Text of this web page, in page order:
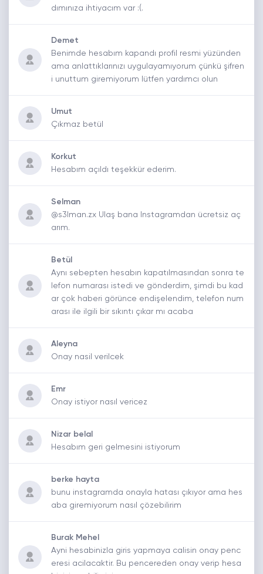
dımınıza ihtiyacım var :(.
Demet
Benimde hesabım kapandı profil resmi yüzünden
ama anlattıklarınızı uygulayamıyorum çünkü şifren
i unuttum giremiyorum lütfen yardımcı olun
Umut
Çıkmaz betül
Korkut
Hesabım açıldı teşekkür ederim.
Selman
@s3lman.zx Ulaş bana Instagramdan ücretsiz aç
arım.
Betül
Aynı sebepten hesabın kapatılmasından sonra te
lefon numarası istedi ve gönderdim, şimdi bu kad
ar çok haberi görünce endişelendim, telefon num
arası ile ilgili bir sıkıntı çıkar mı acaba
Aleyna
Onay nasil verilcek
Emr
Onay istiyor nasıl vericez
Nizar belal
Hesabım geri gelmesini istiyorum
berke hayta
bunu instagramda onayla hatası çıkıyor ama hes
aba giremiyorum nasıl çözebilirim
Burak Mehel
Ayni hesabinizla giris yapmaya calisin onay penc
eresi acilacaktir. Bu pencereden onay verip hesa